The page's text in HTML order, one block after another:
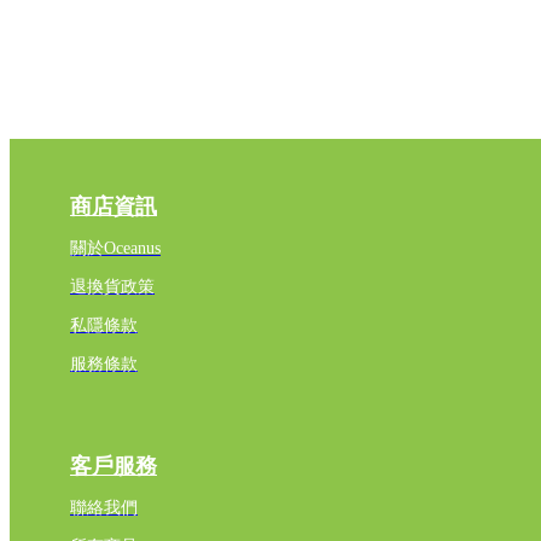
商店資訊
關於Oceanus
退換貨政策
私隱條款
服務條款
客戶服務
聯絡我們